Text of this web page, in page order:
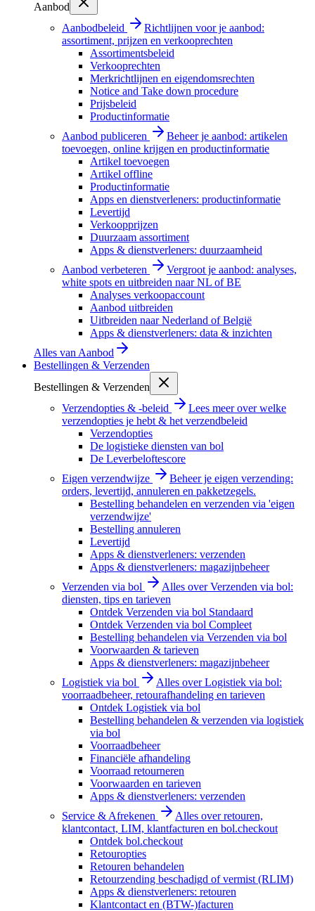
Aanbod
Aanbodbeleid
Richtlijnen voor je aanbod:
assortiment, prijzen en verkooprechten
Assortimentsbeleid
Verkooprechten
Merkrichtlijnen en eigendomsrechten
Notice and Take down procedure
Prijsbeleid
Productinformatie
Aanbod publiceren
Beheer je aanbod: artikelen
toevoegen, online krijgen en productinformatie
Artikel toevoegen
Artikel offline
Productinformatie
Apps en dienstverleners: productinformatie
Levertijd
Verkoopprijzen
Duurzaam assortiment
Apps & dienstverleners: duurzaamheid
Aanbod verbeteren
Vergroot je aanbod: analyses,
white spots en uitbreiden naar NL of BE
Analyses verkoopaccount
Aanbod uitbreiden
Uitbreiden naar Nederland of België
Apps & dienstverleners: data & inzichten
Alles van Aanbod
Bestellingen & Verzenden
Bestellingen & Verzenden
Verzendopties & -beleid
Lees meer over welke
verzendopties je hebt & het verzendbeleid
Verzendopties
De logistieke diensten van bol
De Leverbeloftescore
Eigen verzendwijze
Beheer je eigen verzending:
orders, levertijd, annuleren en pakketzegels.
Bestelling behandelen en verzenden via 'eigen
verzendwijze'
Bestelling annuleren
Levertijd
Apps & dienstverleners: verzenden
Apps & dienstverleners: magazijnbeheer
Verzenden via bol
Alles over Verzenden via bol:
diensten, tips en tarieven
Ontdek Verzenden via bol Standaard
Ontdek Verzenden via bol Compleet
Bestelling behandelen via Verzenden via bol
Voorwaarden & tarieven
Apps & dienstverleners: magazijnbeheer
Logistiek via bol
Alles over Logistiek via bol:
voorraadbeheer, retourafhandeling en tarieven
Ontdek Logistiek via bol
Bestelling behandelen & verzenden via logistiek
via bol
Voorraadbeheer
Financiële afhandeling
Voorraad retourneren
Voorwaarden en tarieven
Apps & dienstverleners: verzenden
Service & Afrekenen
Alles over retouren,
klantcontact, LIM, klantfacturen en bol.checkout
Ontdek bol.checkout
Retouropties
Retouren behandelen
Retourzending beschadigd of vermist (RLIM)
Apps & dienstverleners: retouren
Klantcontact en (BTW-)facturen